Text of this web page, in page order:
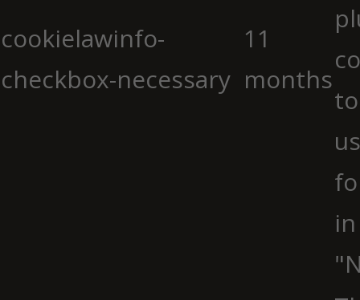
cookielawinfo-
checkbox-necessary
11
months